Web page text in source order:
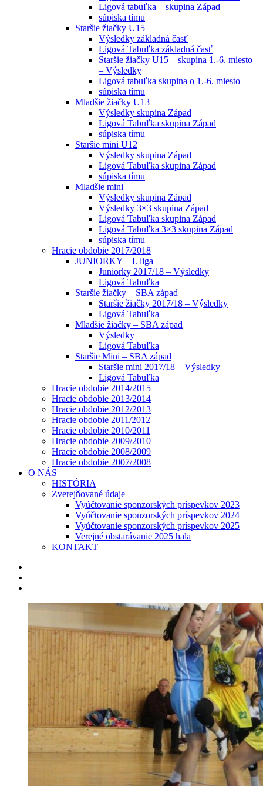
Ligová tabuľka – skupina Západ
súpiska tímu
Staršie žiačky U15
Výsledky základná časť
Ligová Tabuľka základná časť
Staršie žiačky U15 – skupina 1.-6. miesto
– Výsledky
Ligová tabuľka skupina o 1.-6. miesto
súpiska tímu
Mladšie žiačky U13
Výsledky skupina Západ
Ligová Tabuľka skupina Západ
súpiska tímu
Staršie mini U12
Výsledky skupina Západ
Ligová Tabuľka skupina Západ
súpiska tímu
Mladšie mini
Výsledky skupina Západ
Výsledky 3×3 skupina Západ
Ligová Tabuľka skupina Západ
Ligová Tabuľka 3×3 skupina Západ
súpiska tímu
Hracie obdobie 2017/2018
JUNIORKY – I. liga
Juniorky 2017/18 – Výsledky
Ligová Tabuľka
Staršie žiačky – SBA západ
Staršie žiačky 2017/18 – Výsledky
Ligová Tabuľka
Mladšie žiačky – SBA západ
Výsledky
Ligová Tabuľka
Staršie Mini – SBA západ
Staršie mini 2017/18 – Výsledky
Ligová Tabuľka
Hracie obdobie 2014/2015
Hracie obdobie 2013/2014
Hracie obdobie 2012/2013
Hracie obdobie 2011/2012
Hracie obdobie 2010/2011
Hracie obdobie 2009/2010
Hracie obdobie 2008/2009
Hracie obdobie 2007/2008
O NÁS
HISTÓRIA
Zverejňované údaje
Vyúčtovanie sponzorských príspevkov 2023
Vyúčtovanie sponzorských príspevkov 2024
Vyúčtovanie sponzorských príspevkov 2025
Verejné obstarávanie 2025 hala
KONTAKT